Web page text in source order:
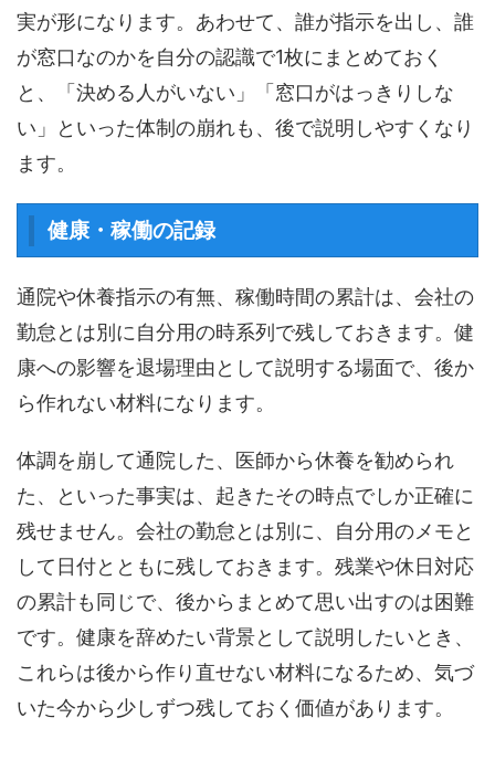
実が形になります。あわせて、誰が指示を出し、誰
が窓口なのかを自分の認識で1枚にまとめておく
と、「決める人がいない」「窓口がはっきりしな
い」といった体制の崩れも、後で説明しやすくなり
ます。
健康・稼働の記録
通院や休養指示の有無、稼働時間の累計は、会社の
勤怠とは別に自分用の時系列で残しておきます。健
康への影響を退場理由として説明する場面で、後か
ら作れない材料になります。
体調を崩して通院した、医師から休養を勧められ
た、といった事実は、起きたその時点でしか正確に
残せません。会社の勤怠とは別に、自分用のメモと
して日付とともに残しておきます。残業や休日対応
の累計も同じで、後からまとめて思い出すのは困難
です。健康を辞めたい背景として説明したいとき、
これらは後から作り直せない材料になるため、気づ
いた今から少しずつ残しておく価値があります。